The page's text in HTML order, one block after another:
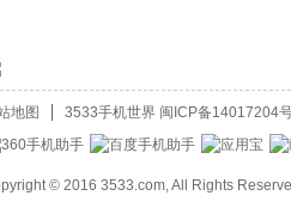
地图 3533手机世界 闽ICP备14017204
© 2016 3533.com, All Rights